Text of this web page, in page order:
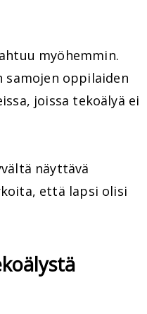
myöhemmin.
samojen oppilaiden
joissa tekoälyä ei
näyttävä
että lapsi olisi